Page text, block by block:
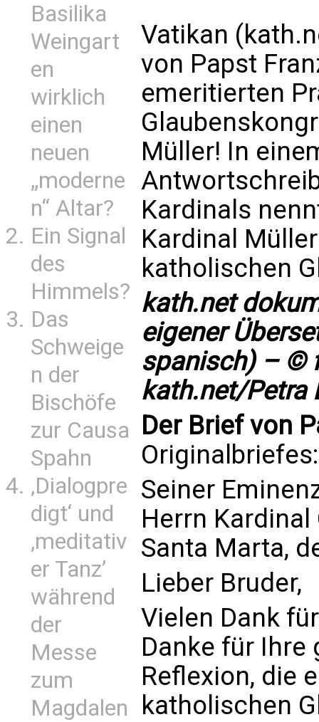
Basilika
Weingart
en
wirklich
einen
neuen
„moderne
n“ Altar?
Ein Signal
des
Himmels?
Das
Schweige
n der
Bischöfe
zur Causa
Spahn
‚Dialogpre
digt‘ und
‚meditativ
er Tanz’
während
der
Messe
zum
Magdalen
Vatikan
von Papst
emeritierten
Müller! In
Kardinals
Kardinal
katholischen
kath.net
eigener
spanisch) – ©
kath.net/Petra
Der Brief von
Seiner
Herrn Kardinal
Santa Marta,
Lieber Bruder,
Vielen Dank
Danke für Ihre
Reflexion, die
katholischen